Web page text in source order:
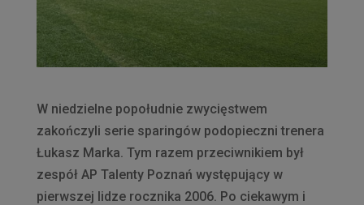
W niedzielne popołudnie zwycięstwem
zakończyli serie sparingów podopieczni trenera
Łukasz Marka. Tym razem przeciwnikiem był
zespół AP Talenty Poznań występujący w
pierwszej lidze rocznika 2006. Po ciekawym i